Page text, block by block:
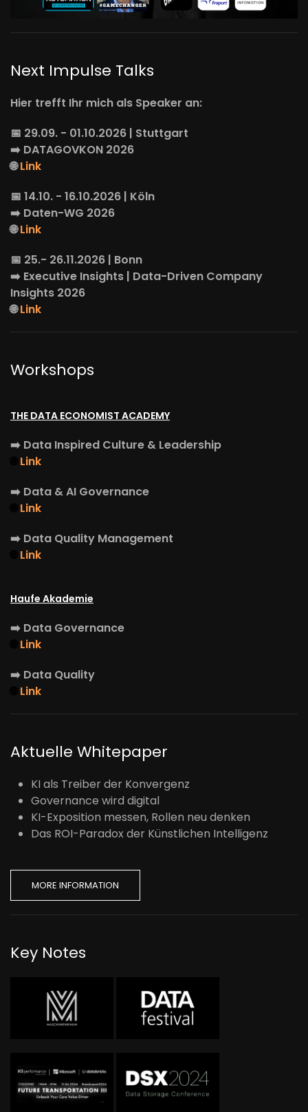
Next Impulse Talks
Hier trefft Ihr mich als Speaker an:
📅 29.09. - 01.10.2026 | Stuttgart
➡️ DATAGOVKON 2026
🌐Link
📅 14.10. - 16.10.2026 | Köln
➡️ Daten-WG 2026
🌐Link
📅 25.- 26.11.2026 | Bonn
➡️ Executive Insights | Data-Driven Company
Insights 2026
🌐Link
Workshops
THE DATA ECONOMIST ACADEMY
➡️ Data Inspired Culture & Leadership
Link
➡️ Data & AI Governance
Link
➡️ Data Quality Management
Link
Haufe Akademie
➡️ Data Governance
Link
➡️ Data Quality
Link
Aktuelle Whitepaper
KI als Treiber der Konvergenz
Governance wird digital
KI-Exposition messen, Rollen neu denken
Das ROI-Paradox der Künstlichen Intelligenz
MORE INFORMATION
Key Notes